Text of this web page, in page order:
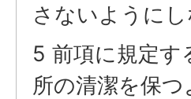
さないように
5 前項に規定す
所の清潔を保